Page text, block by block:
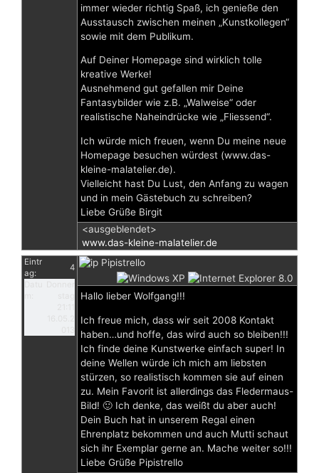
immer wieder richtig Spaß, ich genieße den
Ausstausch zwischen meinen „Kunstkollegen“
sowie mit dem Publikum.
Auf Deiner Homepage sind wirklich tolle
kreative Werke!
Ausnehmend gut gefallen mir Deine
Fantasybilder wie z.B. „Walweise“ oder
realistische Naheindrücke wie „Fliessend“.
Ich würde mich freuen, wenn Du meine neue
Homepage besuchen würdest (www.das-
kleine-malatelier.de).
Vielleicht hast Du Lust, den Anfang zu wagen
und in mein Gästebuch zu schreiben?
Liebe Grüße Birgit
<ausgeblendet>
www.das-kleine-malatelier.de
Eintr
ag:
4
Pipistrello
Hallo lieber Wolfgang!!!
Ich freue mich, dass wir seit 2008 Kontakt
haben…und hoffe, das wird auch so bleiben!!!
Ich finde deine Kunstwerke einfach super! In
deine Wellen würde ich mich am liebsten
stürzen, so realistisch kommen sie auf einen
zu. Mein Favorit ist allerdings das Fledermaus-
Bild! 🙂 Ich denke, das weißt du aber auch!
Dein Buch hat in unserem Regal einen
Ehrenplatz bekommen und auch Mutti schaut
sich ihr Exemplar gerne an. Mache weiter so!!!
Liebe Grüße Pipistrello